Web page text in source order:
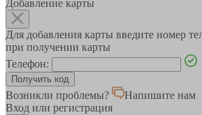
Добавление карты
Для добавления карты введите номер
при получении карты
Телефон:
Возникли проблемы?
Напишите нам
Вход или регистрация